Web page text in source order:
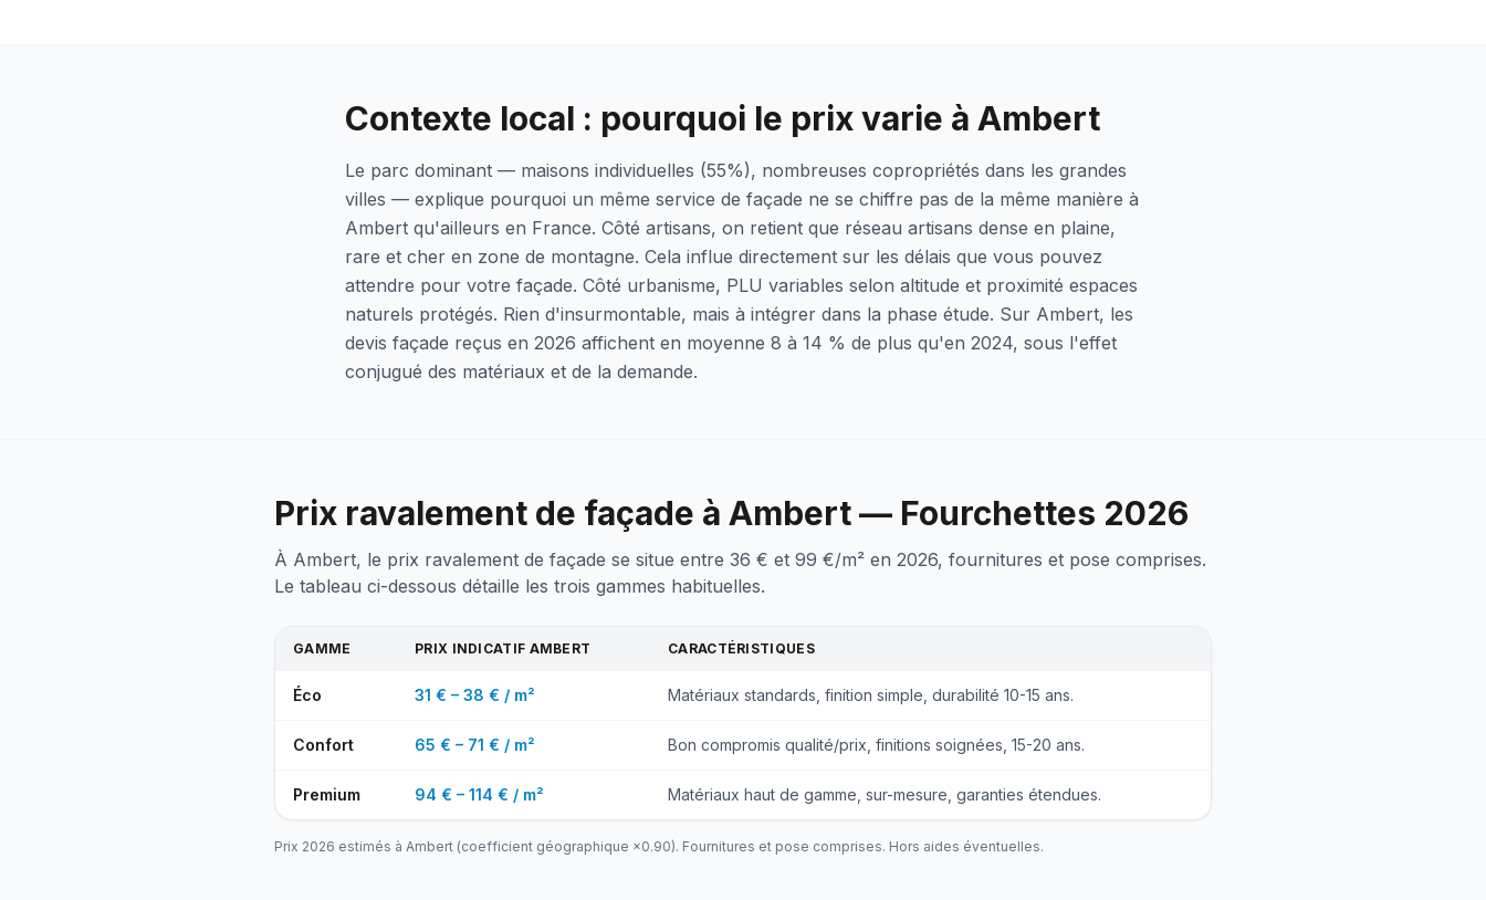
Contexte local : pourquoi le prix varie à Ambert
Le parc dominant — maisons individuelles (55%), nombreuses copropriétés dans les grandes
villes — explique pourquoi un même service de façade ne se chiffre pas de la même manière à
Ambert qu'ailleurs en France. Côté artisans, on retient que réseau artisans dense en plaine,
rare et cher en zone de montagne. Cela influe directement sur les délais que vous pouvez
attendre pour votre façade. Côté urbanisme, PLU variables selon altitude et proximité espaces
naturels protégés. Rien d'insurmontable, mais à intégrer dans la phase étude. Sur Ambert, les
devis façade reçus en 2026 affichent en moyenne 8 à 14 % de plus qu'en 2024, sous l'effet
conjugué des matériaux et de la demande.
Prix ravalement de façade à Ambert — Fourchettes 2026
À Ambert, le prix ravalement de façade se situe entre 36 € et 99 €/m² en 2026, fournitures et pose comprises.
Le tableau ci-dessous détaille les trois gammes habituelles.
GAMME PRIX INDICATIF AMBERT CARACTÉRISTIQUES
Éco 31 € – 38 € / m² Matériaux standards, finition simple, durabilité 10-15 ans.
Confort 65 € – 71 € / m² Bon compromis qualité/prix, finitions soignées, 15-20 ans.
Premium 94 € – 114 € / m² Matériaux haut de gamme, sur-mesure, garanties étendues.
Prix 2026 estimés à Ambert (coefficient géographique ×0.90). Fournitures et pose comprises. Hors aides éventuelles.